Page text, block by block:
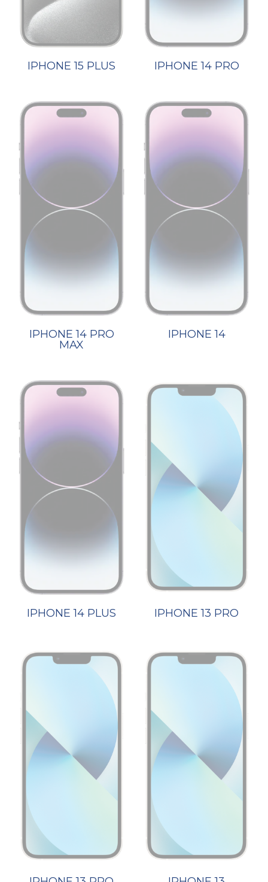
IPHONE 15 PLUS IPHONE 14 PRO
IPHONE 14 PRO
MAX
IPHONE 14
IPHONE 14 PLUS IPHONE 13 PRO